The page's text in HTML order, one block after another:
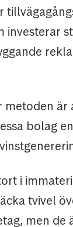
investerar
metoden
bolag
i
tvivel
men